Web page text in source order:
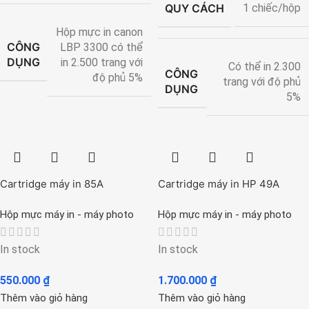
CÔNG
DỤNG
Hộp mực in canon
LBP 3300 có thể
in 2.500 trang với
độ phủ 5%
QUY CÁCH 1 chiếc/hộp
CÔNG
DỤNG
Có thể in 2.300
trang với độ phủ
5%
Cartridge máy in 85A
Hộp mực máy in - máy photo
In stock
550.000 ₫
Thêm vào giỏ hàng
Cartridge máy in HP 49A
Hộp mực máy in - máy photo
In stock
1.700.000 ₫
Thêm vào giỏ hàng